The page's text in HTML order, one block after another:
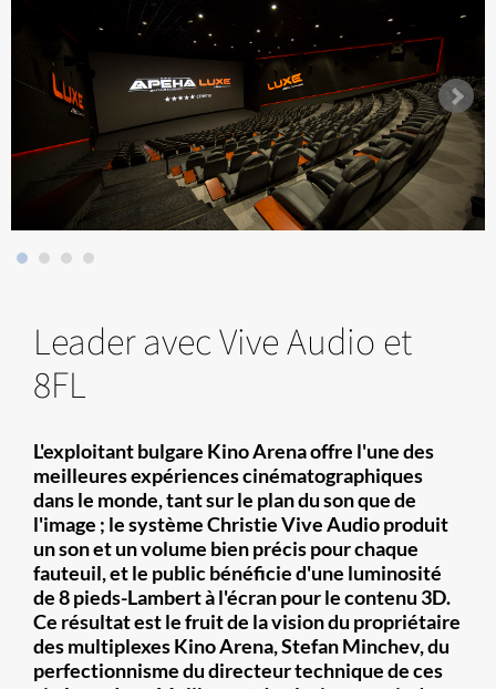
Leader avec Vive Audio et
8FL
L'exploitant bulgare Kino Arena offre l'une des
meilleures expériences cinématographiques
dans le monde, tant sur le plan du son que de
l'image ; le système Christie Vive Audio produit
un son et un volume bien précis pour chaque
fauteuil, et le public bénéficie d'une luminosité
de 8 pieds-Lambert à l'écran pour le contenu 3D.
Ce résultat est le fruit de la vision du propriétaire
des multiplexes Kino Arena, Stefan Minchev, du
perfectionnisme du directeur technique de ces